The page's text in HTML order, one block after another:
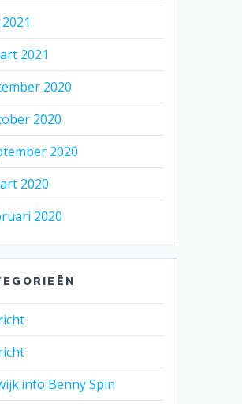
2021
2020
2020
2020
2020
2020
Benny Spin